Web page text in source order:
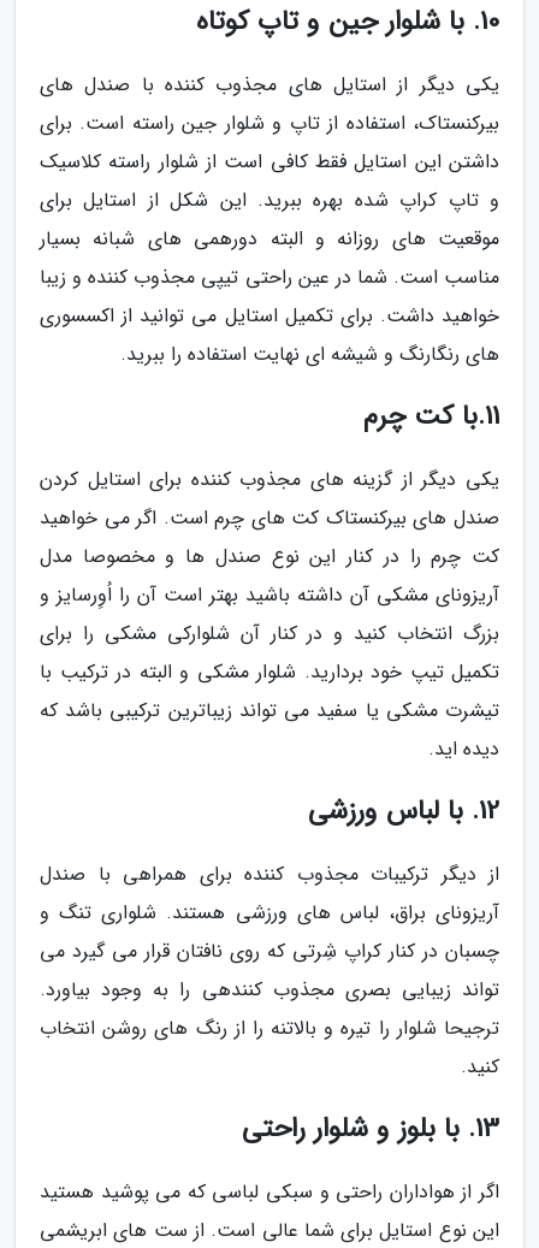
10. با شلوار جین و تاپ کوتاه
یکی دیگر از استایل های مجذوب کننده با صندل های
بیرکنستاک، استفاده از تاپ و شلوار جین راسته است. برای
داشتن این استایل فقط کافی است از شلوار راسته کلاسیک
و تاپ کراپ شده بهره ببرید. این شکل از استایل برای
موقعیت های روزانه و البته دورهمی های شبانه بسیار
مناسب است. شما در عین راحتی تیپی مجذوب کننده و زیبا
خواهید داشت. برای تکمیل استایل می توانید از اکسسوری
های رنگارنگ و شیشه ای نهایت استفاده را ببرید.
11.با کت چرم
یکی دیگر از گزینه های مجذوب کننده برای استایل کردن
صندل های بیرکنستاک کت های چرم است. اگر می خواهید
کت چرم را در کنار این نوع صندل ها و مخصوصا مدل
آریزونای مشکی آن داشته باشید بهتر است آن را اُوِرسایز و
بزرگ انتخاب کنید و در کنار آن شلوارکی مشکی را برای
تکمیل تیپ خود بردارید. شلوار مشکی و البته در ترکیب با
تیشرت مشکی یا سفید می تواند زیباترین ترکیبی باشد که
دیده اید.
12. با لباس ورزشی
از دیگر ترکیبات مجذوب کننده برای همراهی با صندل
آریزونای براق، لباس های ورزشی هستند. شلواری تنگ و
چسبان در کنار کراپ شِرتی که روی نافتان قرار می گیرد می
تواند زیبایی بصری مجذوب کنندهی را به وجود بیاورد.
ترجیحا شلوار را تیره و بالاتنه را از رنگ های روشن انتخاب
کنید.
13. با بلوز و شلوار راحتی
اگر از هواداران راحتی و سبکی لباسی که می پوشید هستید
این نوع استایل برای شما عالی است. از ست های ابریشمی